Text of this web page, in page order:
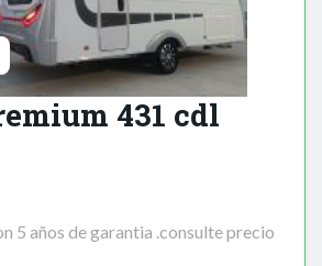
431 cdl
5 años de garantia .consulte precio